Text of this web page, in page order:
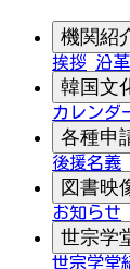
機関紹
挨拶 沿革
韓国文
カレンダ
各種申
後援名義
図書映
お知らせ
世宗学
世宗学堂